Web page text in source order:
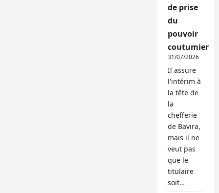
de prise
du
pouvoir
coutumier
31/07/2026
Il assure
l'intérim à
la tête de
la
chefferie
de Bavira,
mais il ne
veut pas
que le
titulaire
soit…